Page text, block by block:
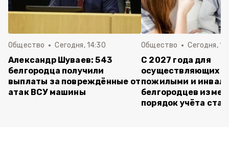
Общество Сегодня, 14:30
Александр Шуваев: 543
белгородца получили
выплаты за повреждённые от
атак ВСУ машины
Общество Сегодня,
С 2027 года для
осуществляющих
пожилыми и
белгородцев
порядок учёта ста